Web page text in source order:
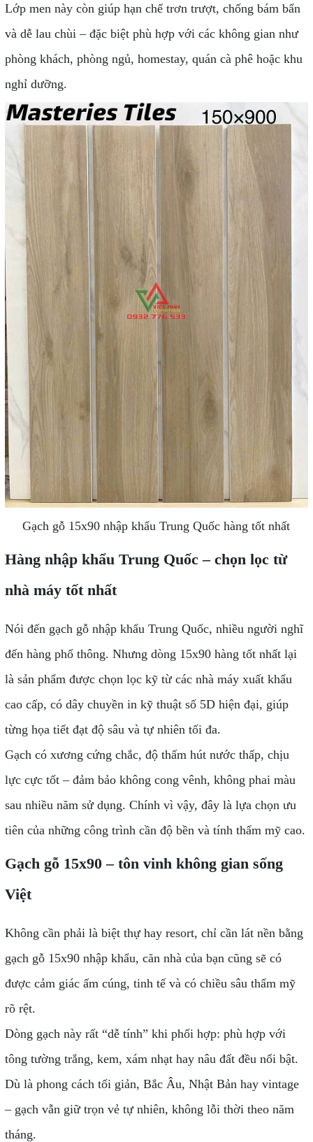
Lớp men này còn giúp hạn chế trơn trượt, chống bám bẩn
và dễ lau chùi – đặc biệt phù hợp với các không gian như
phòng khách, phòng ngủ, homestay, quán cà phê hoặc khu
nghỉ dưỡng.
Gạch gỗ 15x90 nhập khẩu Trung Quốc hàng tốt nhất
Hàng nhập khẩu Trung Quốc – chọn lọc từ
nhà máy tốt nhất
Nói đến gạch gỗ nhập khẩu Trung Quốc, nhiều người nghĩ
đến hàng phổ thông. Nhưng dòng 15x90 hàng tốt nhất lại
là sản phẩm được chọn lọc kỹ từ các nhà máy xuất khẩu
cao cấp, có dây chuyền in kỹ thuật số 5D hiện đại, giúp
từng họa tiết đạt độ sâu và tự nhiên tối đa.
Gạch có xương cứng chắc, độ thấm hút nước thấp, chịu
lực cực tốt – đảm bảo không cong vênh, không phai màu
sau nhiều năm sử dụng. Chính vì vậy, đây là lựa chọn ưu
tiên của những công trình cần độ bền và tính thẩm mỹ cao.
Gạch gỗ 15x90 – tôn vinh không gian sống
Việt
Không cần phải là biệt thự hay resort, chỉ cần lát nền bằng
gạch gỗ 15x90 nhập khẩu, căn nhà của bạn cũng sẽ có
được cảm giác ấm cúng, tinh tế và có chiều sâu thẩm mỹ
rõ rệt.
Dòng gạch này rất “dễ tính” khi phối hợp: phù hợp với
tông tường trắng, kem, xám nhạt hay nâu đất đều nổi bật.
Dù là phong cách tối giản, Bắc Âu, Nhật Bản hay vintage
– gạch vẫn giữ trọn vẻ tự nhiên, không lỗi thời theo năm
tháng.